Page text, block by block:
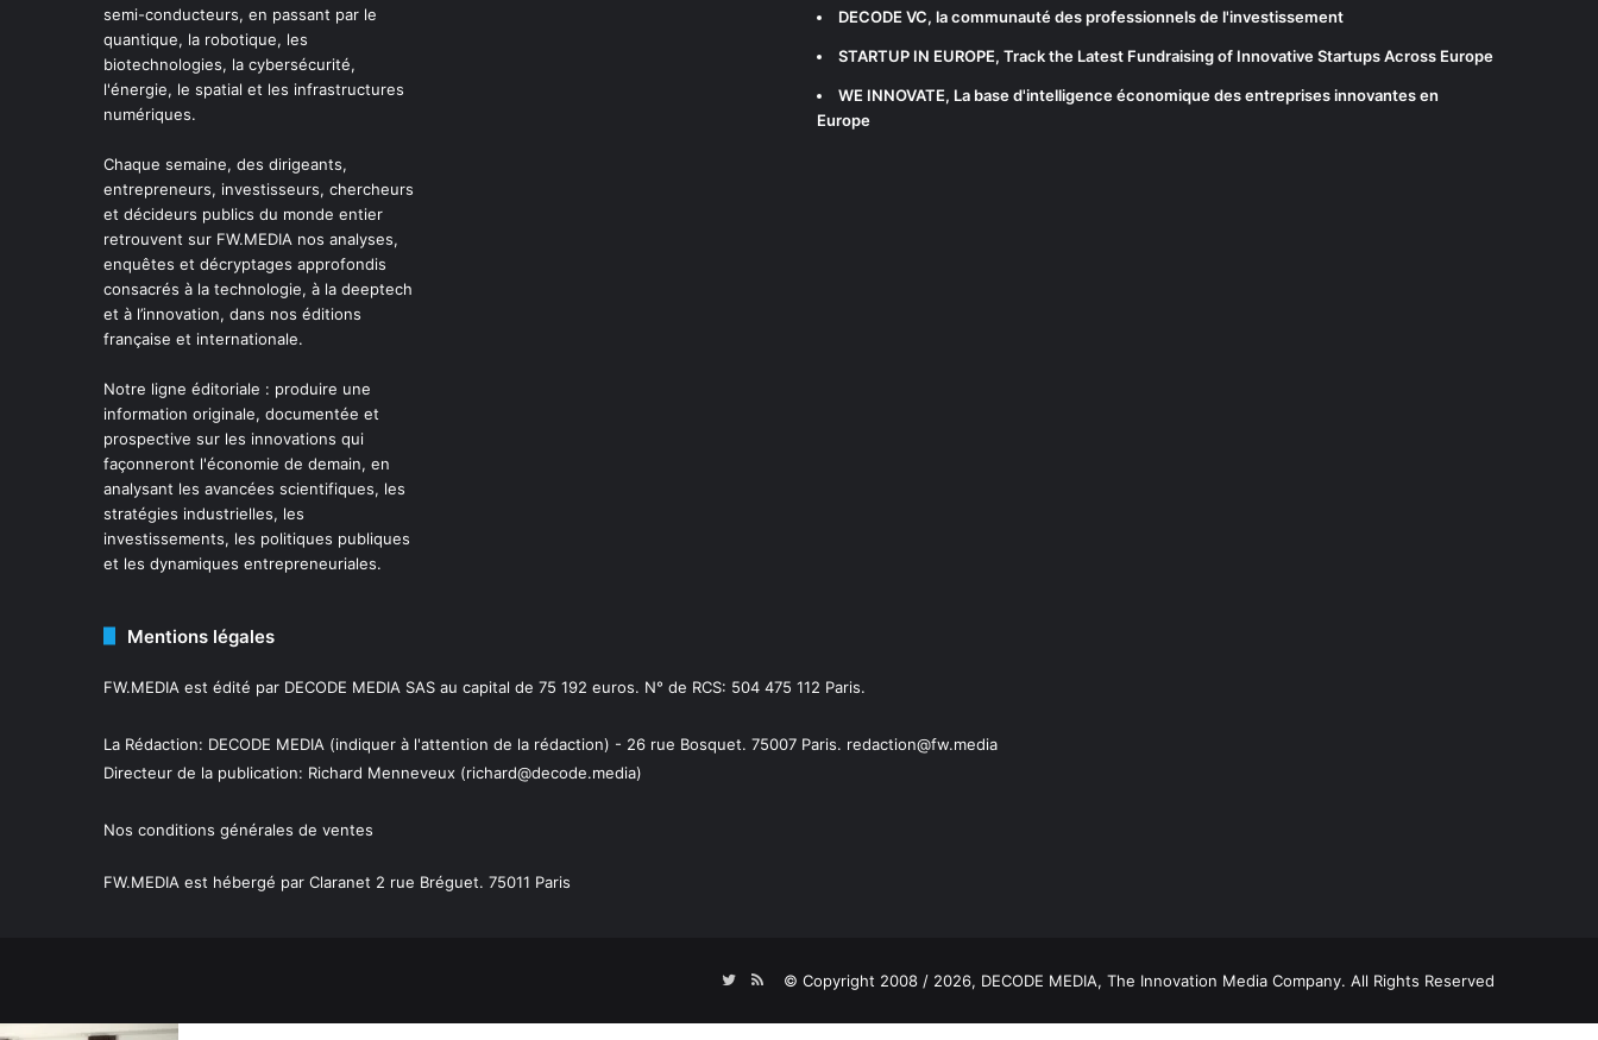
semi-conducteurs, en passant par le
quantique, la robotique, les
biotechnologies, la cybersécurité,
l'énergie, le spatial et les infrastructures
numériques.
Chaque semaine, des dirigeants,
entrepreneurs, investisseurs, chercheurs
et décideurs publics du monde entier
retrouvent sur FW.MEDIA nos analyses,
enquêtes et décryptages approfondis
consacrés à la technologie, à la deeptech
et à l’innovation, dans nos éditions
française et internationale.
Notre ligne éditoriale : produire une
information originale, documentée et
prospective sur les innovations qui
façonneront l'économie de demain, en
analysant les avancées scientifiques, les
stratégies industrielles, les
investissements, les politiques publiques
et les dynamiques entrepreneuriales.
DECODE VC, la communauté des professionnels de l'investissement
STARTUP IN EUROPE, Track the Latest Fundraising of Innovative Startups Across Europe
WE INNOVATE, La base d'intelligence économique des entreprises innovantes en
Europe
Mentions légales
FW.MEDIA est édité par DECODE MEDIA SAS au capital de 75 192 euros. N° de RCS: 504 475 112 Paris.
La Rédaction: DECODE MEDIA (indiquer à l'attention de la rédaction) - 26 rue Bosquet. 75007 Paris. redaction@fw.media
Directeur de la publication: Richard Menneveux (richard@decode.media)
Nos conditions générales de ventes
FW.MEDIA est hébergé par Claranet 2 rue Bréguet. 75011 Paris
© Copyright 2008 / 2026, DECODE MEDIA, The Innovation Media Company. All Rights Reserved
Twitter
RSS